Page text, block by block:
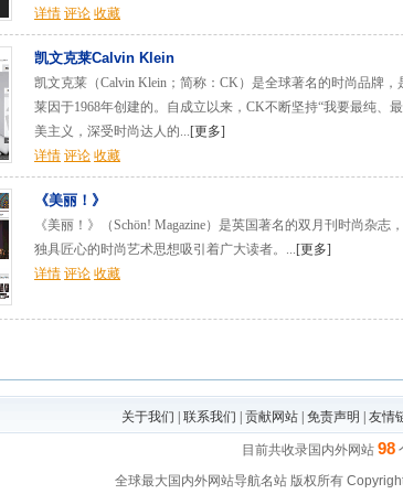
详情 评论 收藏
凯文克莱Calvin Klein
凯文克莱（Calvin Klein；简称：CK）是全球著名的时尚品牌
莱因于1968年创建的。自成立以来，CK不断坚持“我要最纯、
美主义，深受时尚达人的...[更多]
详情 评论 收藏
《美丽！》
《美丽！》（Schön! Magazine）是英国著名的双月刊时尚杂志
独具匠心的时尚艺术思想吸引着广大读者。...[更多]
详情 评论 收藏
关于我们 联系我们 贡献网站 免责声明 友情
目前共收录国内外网站 98
全球最大国内外网站导航名站版权所有